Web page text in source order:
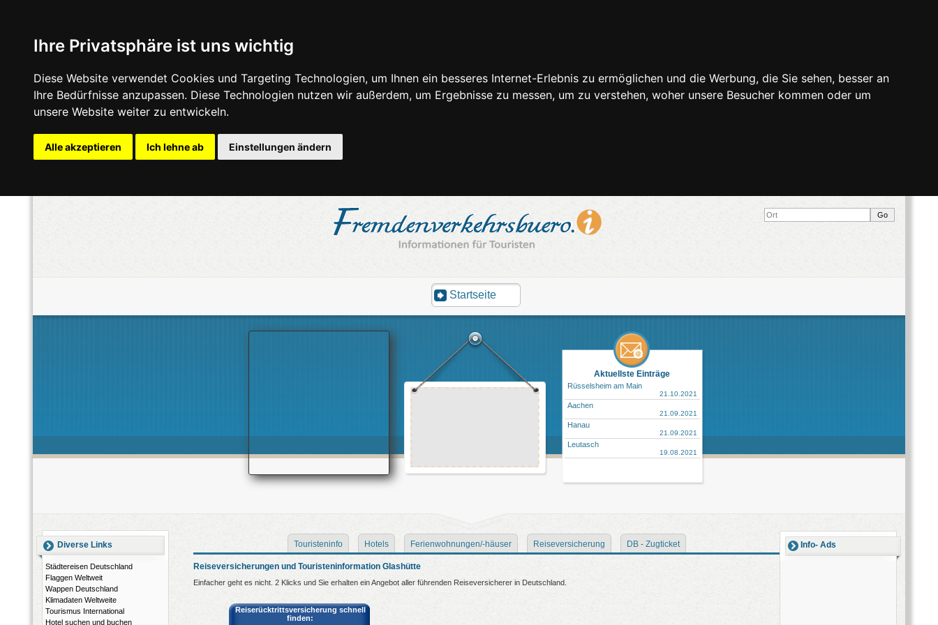
Ihre Privatsphäre ist uns wichtig
Diese Website verwendet Cookies und Targeting Technologien, um Ihnen ein besseres Internet-Erlebnis zu ermöglichen und die Werbung, die Sie sehen, besser an
Ihre Bedürfnisse anzupassen. Diese Technologien nutzen wir außerdem, um Ergebnisse zu messen, um zu verstehen, woher unsere Besucher kommen oder um
unsere Website weiter zu entwickeln.
Alle akzeptieren Ich lehne ab Einstellungen ändern
Startseite
Aktuellste Einträge
Rüsselsheim am Main
21.10.2021
Aachen
21.09.2021
Hanau
21.09.2021
Leutasch
19.08.2021
Diverse Links
Städtereisen Deutschland
Flaggen Weltweit
Wappen Deutschland
Klimadaten Weltweite
Tourismus International
Hotel suchen und buchen
Info- Ads
Touristeninfo Hotels Ferienwohnungen/-häuser Reiseversicherung DB - Zugticket
Reiseversicherungen und Touristeninformation Glashütte
Einfacher geht es nicht. 2 Klicks und Sie erhalten ein Angebot aller führenden Reiseversicherer in Deutschland.
Reiserücktrittsversicherung schnell
finden: